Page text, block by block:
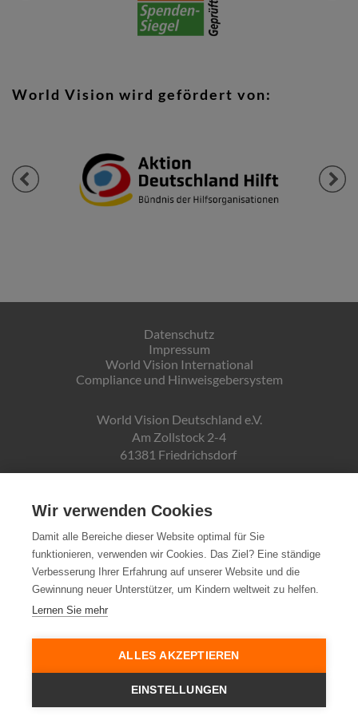
World Vision wird gefördert von:
Previous Next
Datenschutz
Impressum
World Vision International
Compliance und Hinweisgebersystem
World Vision Deutschland e.V.
Am Zollstock 2-4
61381 Friedrichsdorf
DE19ZZZ00000150171
Spendenkonto:
Pax-Bank für Kirche und Caritas eG
IBAN DE72370601934010500007
Wir verwenden Cookies
Damit alle Bereiche dieser Website optimal für Sie
funktionieren, verwenden wir Cookies. Das Ziel? Eine ständige
Verbesserung Ihrer Erfahrung auf unserer Website und die
Gewinnung neuer Unterstützer, um Kindern weltweit zu helfen.
Lernen Sie mehr
ALLES AKZEPTIEREN
EINSTELLUNGEN